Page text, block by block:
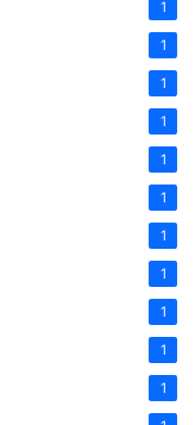
1
1
1
1
1
1
1
1
1
1
1